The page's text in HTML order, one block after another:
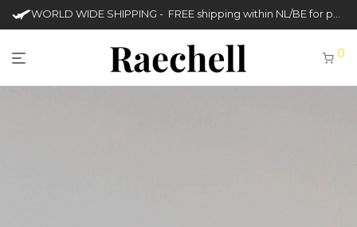
WORLD WIDE SHIPPING - FREE shipping within NL/BE for purchases over €50
0